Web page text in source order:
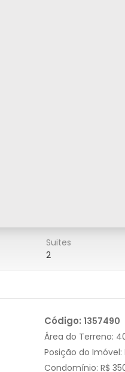
Suites
2
Código:1357490
Área do Terreno:
Posição do Imóvel:
Condomínio:R$